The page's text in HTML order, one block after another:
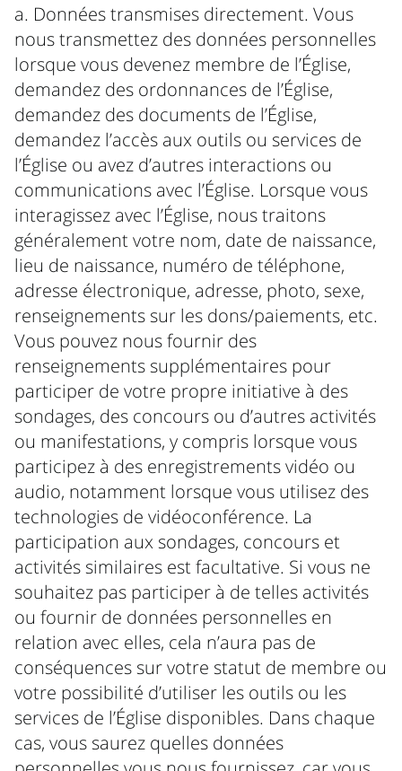
a. Données transmises directement. Vous
nous transmettez des données personnelles
lorsque vous devenez membre de l’Église,
demandez des ordonnances de l’Église,
demandez des documents de l’Église,
demandez l’accès aux outils ou services de
l’Église ou avez d’autres interactions ou
communications avec l’Église. Lorsque vous
interagissez avec l’Église, nous traitons
généralement votre nom, date de naissance,
lieu de naissance, numéro de téléphone,
adresse électronique, adresse, photo, sexe,
renseignements sur les dons/paiements, etc.
Vous pouvez nous fournir des
renseignements supplémentaires pour
participer de votre propre initiative à des
sondages, des concours ou d’autres activités
ou manifestations, y compris lorsque vous
participez à des enregistrements vidéo ou
audio, notamment lorsque vous utilisez des
technologies de vidéoconférence. La
participation aux sondages, concours et
activités similaires est facultative. Si vous ne
souhaitez pas participer à de telles activités
ou fournir de données personnelles en
relation avec elles, cela n’aura pas de
conséquences sur votre statut de membre ou
votre possibilité d’utiliser les outils ou les
services de l’Église disponibles. Dans chaque
cas, vous saurez quelles données